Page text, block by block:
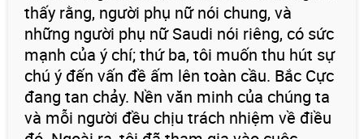
thấy rằng, người phụ nữ nói chung, và
những người phụ nữ Saudi nói riêng, có sức
mạnh của ý chí; thứ ba, tôi muốn thu hút sự
chú ý đến vấn đề ấm lên toàn cầu. Bắc Cực
đang tan chảy. Nền văn minh của chúng ta
và mỗi người đều chịu trách nhiệm về điều